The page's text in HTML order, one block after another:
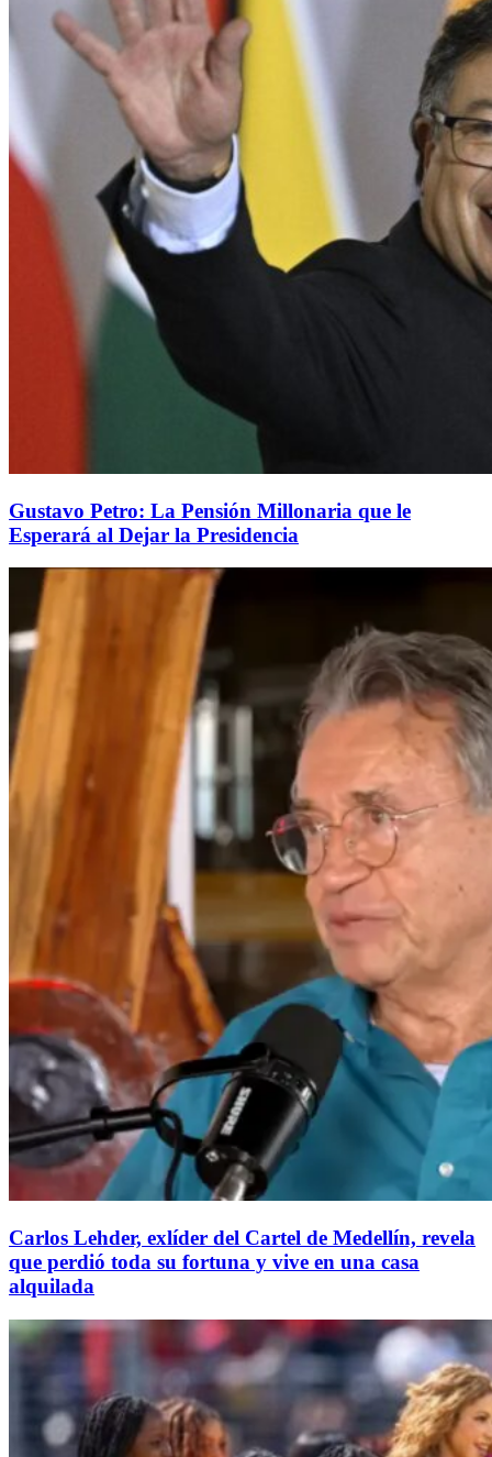
Gustavo Petro: La Pensión Millonaria que le
Esperará al Dejar la Presidencia
Carlos Lehder, exlíder del Cartel de Medellín, revela
que perdió toda su fortuna y vive en una casa
alquilada